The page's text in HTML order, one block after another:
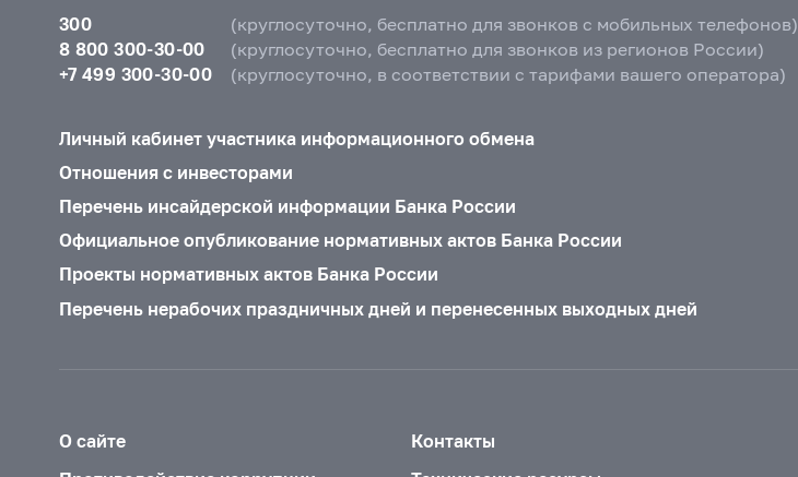
300
(круглосуточно, бесплатно для звонков с мобильных телефонов)
8 800 300-30-00
(круглосуточно, бесплатно для звонков из регионов России)
+7 499 300-30-00
(круглосуточно, в соответствии с тарифами вашего оператора)
Личный кабинет участника информационного обмена
Отношения с инвесторами
Перечень инсайдерской информации Банка России
Официальное опубликование нормативных актов Банка России
Проекты нормативных актов Банка России
Перечень нерабочих праздничных дней и перенесенных выходных дней
О сайте
Контакты